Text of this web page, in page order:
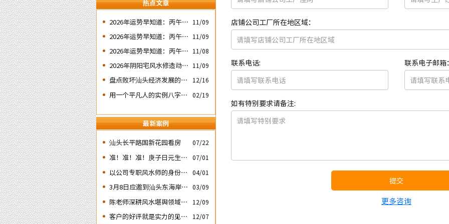
热点文章
2026年运势早知道：丙午年
二‘壬子’ 日
11/09
2026年运势早知道：丙午年
四‘庚子’ 日
11/09
2026年运势早知道：丙午年
运势不好的4个日期出生人
之一‘戊子’ 日
11/08
2026年阴阳宅风水修造动土 11/09
盘点败坏汕头经济发展的四
12/16
用一个平凡人的实例八字论
02/19
最新案例
汕头长平路国新花园看房
07/22
准！准！准！庚子日元生人
丙午流年的运势判断实例：
07/01
以公司专职风水师的身份应
邀出席《星橙网络科技公
司》成立5周年庆典
04/01
3月8日应邀到汕头东海岸新
城为朋友的亲戚堪舆住房风
水
03/09
陈老师深耕风水堪舆领域四
12/09
客户的好评就是实力的见
12/07
店铺公司工厂所在地区域：
联系电话: 联系电子邮箱
如有特别要求请备注:
提交
更多咨询